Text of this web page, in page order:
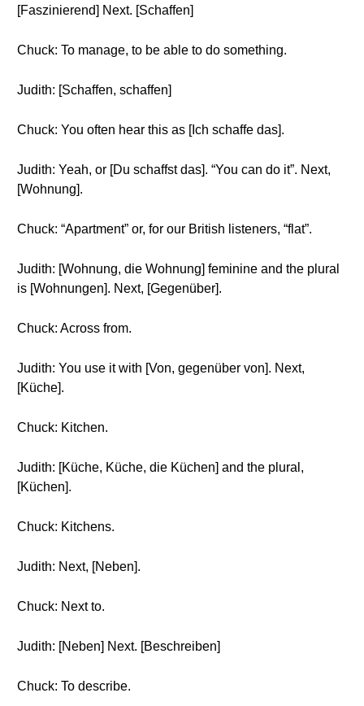
[Faszinierend] Next. [Schaffen]
Chuck: To manage, to be able to do something.
Judith: [Schaffen, schaffen]
Chuck: You often hear this as [Ich schaffe das].
Judith: Yeah, or [Du schaffst das]. “You can do it”. Next,
[Wohnung].
Chuck: “Apartment” or, for our British listeners, “flat”.
Judith: [Wohnung, die Wohnung] feminine and the plural
is [Wohnungen]. Next, [Gegenüber].
Chuck: Across from.
Judith: You use it with [Von, gegenüber von]. Next,
[Küche].
Chuck: Kitchen.
Judith: [Küche, Küche, die Küchen] and the plural,
[Küchen].
Chuck: Kitchens.
Judith: Next, [Neben].
Chuck: Next to.
Judith: [Neben] Next. [Beschreiben]
Chuck: To describe.